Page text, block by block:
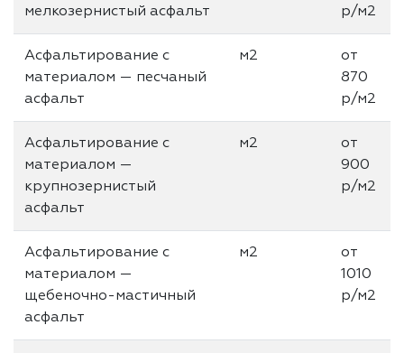
мелкозернистый асфальт
р/м2
Асфальтирование с
материалом — песчаный
асфальт
м2
от
870
р/м2
Асфальтирование с
материалом —
крупнозернистый
асфальт
м2
от
900
р/м2
Асфальтирование с
материалом —
щебеночно-мастичный
асфальт
м2
от
1010
р/м2